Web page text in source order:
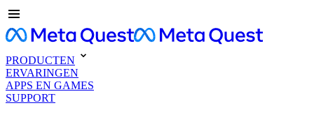
PRODUCTEN
ERVARINGEN
APPS EN GAMES
SUPPORT